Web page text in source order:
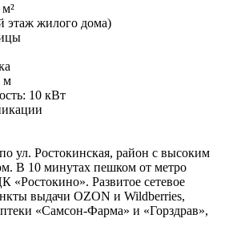
этаж жилого дома)
м
10 кВт
ул. Ростокинская, район с высоким
В 10 минутах пешком от метро
Развитое сетевое
выдачи OZON и Wildberries,
«Самсон-Фарма» и «Горздрав»,